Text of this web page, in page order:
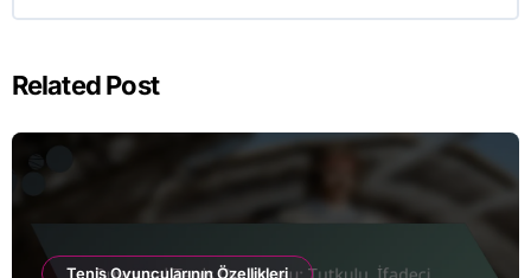
Related Post
Tenis Oyuncularının Özellikleri